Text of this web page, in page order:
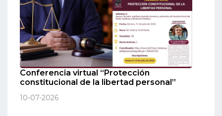
Conferencia virtual “Protección
constitucional de la libertad personal”
10-07-2026